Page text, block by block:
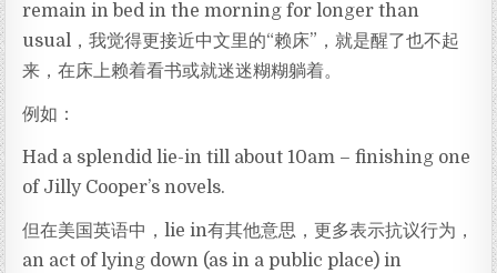
remain in bed in the morning for longer than
usual，我觉得更接近中文里的“赖床”，就是醒了也不起
来，在床上赖着看书或就迷迷糊糊躺着。
例如：
Had a splendid lie-in till about 10am – finishing one
of Jilly Cooper’s novels.
但在美国英语中，lie in有其他意思，更多表示抗议行为，
an act of lying down (as in a public place) in